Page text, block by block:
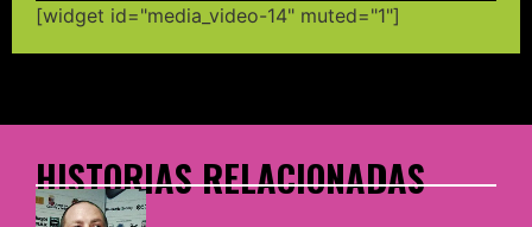
[widget id="media_video-14" muted="1"]
HISTORIAS RELACIONADAS